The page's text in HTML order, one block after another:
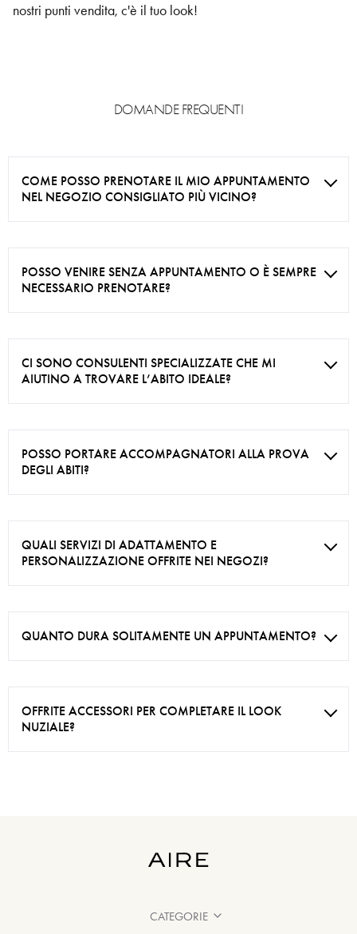
nostri punti vendita, c'è il tuo look!
DOMANDE FREQUENTI
COME POSSO PRENOTARE IL MIO APPUNTAMENTO
NEL NEGOZIO CONSIGLIATO PIÙ VICINO?
POSSO VENIRE SENZA APPUNTAMENTO O È SEMPRE
NECESSARIO PRENOTARE?
CI SONO CONSULENTI SPECIALIZZATE CHE MI
AIUTINO A TROVARE L’ABITO IDEALE?
POSSO PORTARE ACCOMPAGNATORI ALLA PROVA
DEGLI ABITI?
QUALI SERVIZI DI ADATTAMENTO E
PERSONALIZZAZIONE OFFRITE NEI NEGOZI?
QUANTO DURA SOLITAMENTE UN APPUNTAMENTO?
OFFRITE ACCESSORI PER COMPLETARE IL LOOK
NUZIALE?
CATEGORIE